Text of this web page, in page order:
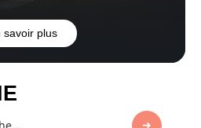
savoir plus